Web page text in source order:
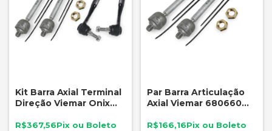
Kit Barra Axial Terminal
Direção Viemar Onix
2020 a 2025
R$367,56
Par Barra Articulação
Axial Viemar 680660
3 Cilindros
R$166,16